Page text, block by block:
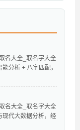
名大全_取名字大全
分析 + 八字匹配，
名大全_取名字大全
现代大数据分析，经